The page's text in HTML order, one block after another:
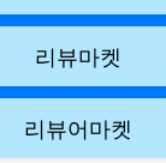
리뷰마켓
리뷰어마켓